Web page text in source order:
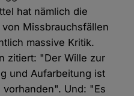
hat nämlich die
Missbrauchsfällen
massive Kritik.
zitiert: "Der Wille zur
und Aufarbeitung ist
Und: "Es